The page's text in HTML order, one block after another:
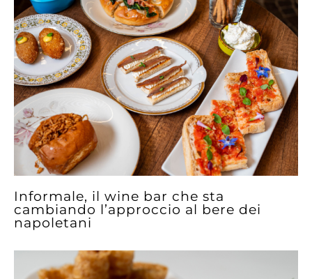
Informale, il wine bar che sta
cambiando l’approccio al bere dei
napoletani